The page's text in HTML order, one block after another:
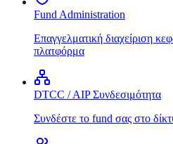
Fund Administration
Επαγγελματική διαχείριση
πλατφόρμα
DTCC / AIP Συνδεσιμότητα
Συνδέστε το fund σας στο